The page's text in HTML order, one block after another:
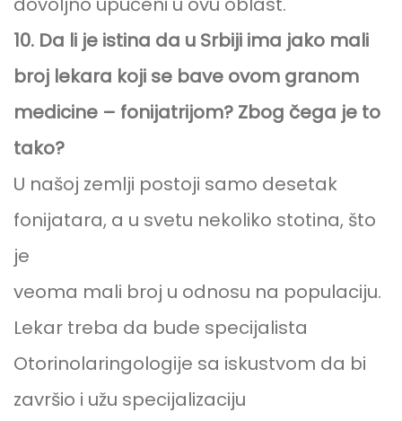
10. Da li je istina da u Srbiji ima jako mali
broj lekara koji se bave ovom granom
medicine – fonijatrijom? Zbog čega je to
tako?
U našoj zemlji postoji samo desetak
fonijatara, a u svetu nekoliko stotina, što
je
veoma mali broj u odnosu na populaciju.
Lekar treba da bude specijalista
Otorinolaringologije sa iskustvom da bi
završio i užu specijalizaciju